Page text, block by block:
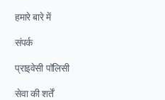
हमारे बारे में
संपर्क
प्राइवेसी पॉलिसी
सेवा की शर्तें